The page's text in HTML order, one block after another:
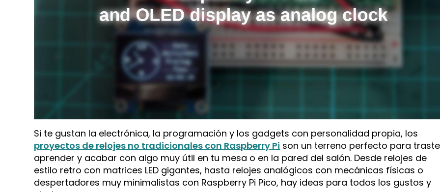
Si te gustan la electrónica, la programación y los gadgets con personalidad propia, los
proyectos de relojes no tradicionales con Raspberry Pi son un terreno perfecto para
aprender y acabar con algo muy útil en tu mesa o en la pared del salón. Desde relojes de
estilo retro con matrices LED gigantes, hasta relojes analógicos con mecánicas físicas o
despertadores muy minimalistas con Raspberry Pi Pico, hay ideas para todos los gustos y